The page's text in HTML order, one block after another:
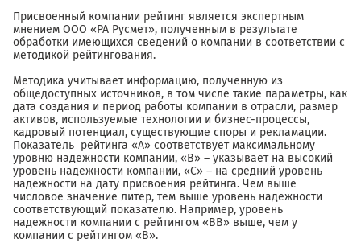
Присвоенный компании рейтинг является экспертным
мнением ООО «РА Русмет», полученным в результате
обработки имеющихся сведений о компании в соответствии с
методикой рейтингования.
Методика учитывает информацию, полученную из
общедоступных источников, в том числе такие параметры, как
дата создания и период работы компании в отрасли, размер
активов, используемые технологии и бизнес-процессы,
кадровый потенциал, существующие споры и рекламации.
Показатель рейтинга «А» соответствует максимальному
уровню надежности компании, «В» – указывает на высокий
уровень надежности компании, «С» – на средний уровень
надежности на дату присвоения рейтинга. Чем выше
числовое значение литер, тем выше уровень надежности
соответствующий показателю. Например, уровень
надежности компании с рейтингом «ВВ» выше, чем у
компании с рейтингом «В».